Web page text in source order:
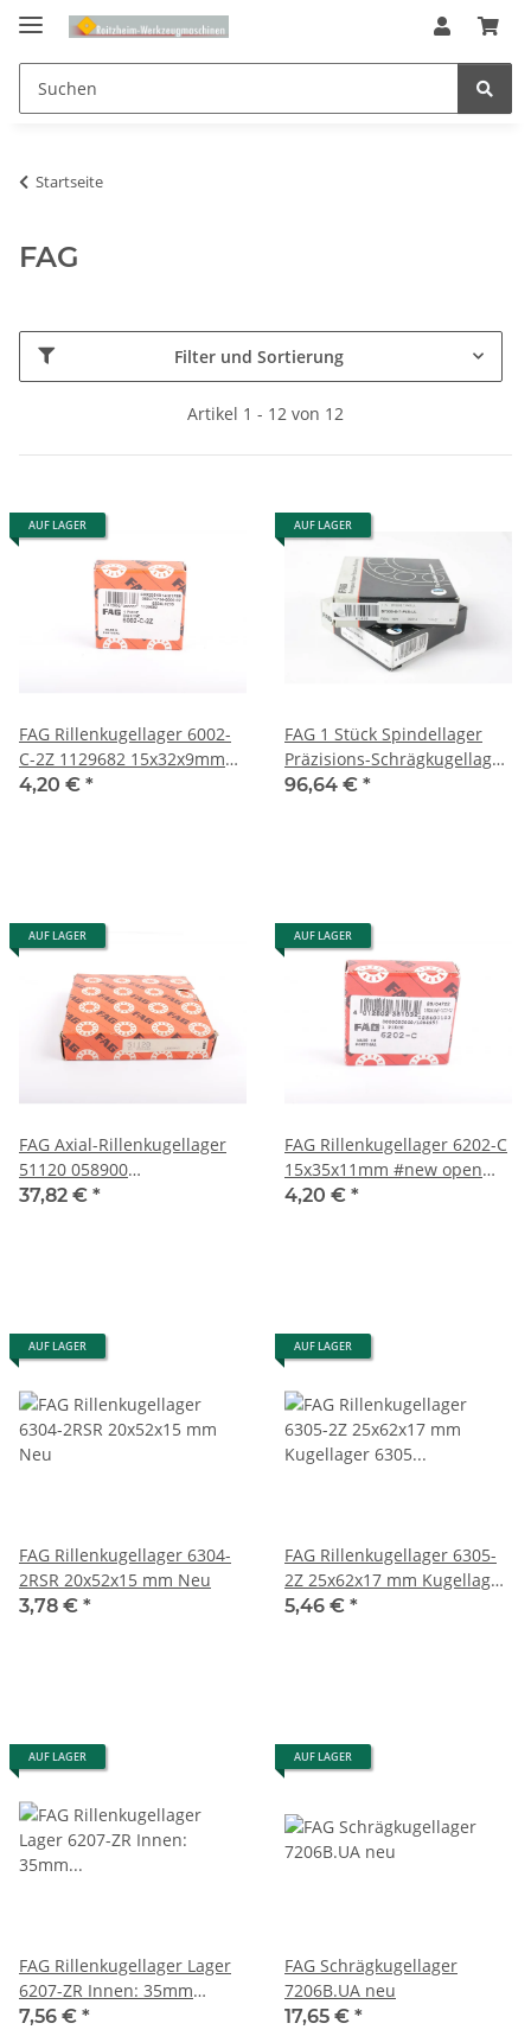
Startseite
FAG
Filter und Sortierung
Artikel 1 - 12 von 12
AUF LAGER
FAG Rillenkugellager 6002-
C-2Z 1129682 15x32x9mm
#new open box
4,20 € *
AUF LAGER
FAG 1 Stück Spindellager
Präzisions-Schrägkugellager
B7008-E-T-P4S-UL #used
96,64 € *
AUF LAGER
FAG Axial-Rillenkugellager
51120 058900
100x135x25mm #new open
37,82 € *
AUF LAGER
FAG Rillenkugellager 6202-C
15x35x11mm #new open
box
4,20 € *
AUF LAGER
FAG Rillenkugellager 6304-
2RSR 20x52x15 mm Neu
3,78 € *
AUF LAGER
FAG Rillenkugellager 6305-
2Z 25x62x17 mm Kugellager
6305 2Z Neu
5,46 € *
AUF LAGER
FAG Rillenkugellager Lager
6207-ZR Innen: 35mm
Außen: 72mm Breite: 17mm
7,56 € *
AUF LAGER
FAG Schrägkugellager
7206B.UA neu
17,65 € *